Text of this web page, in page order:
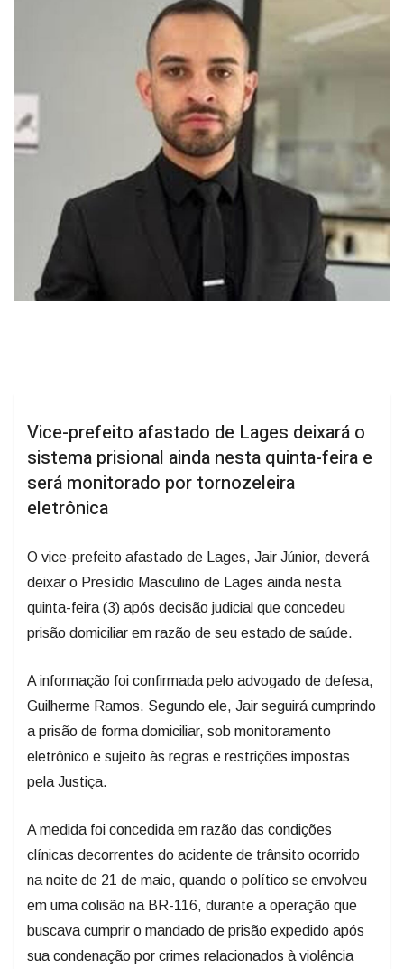
sistema prisional ainda nesta quinta-feira e
será monitorado por tornozeleira
eletrônica
deixar o Presídio Masculino de Lages ainda nesta
quinta-feira (3) após decisão judicial que concedeu
prisão domiciliar em razão de seu estado de saúde.
Guilherme Ramos. Segundo ele, Jair seguirá cumprindo
a prisão de forma domiciliar, sob monitoramento
eletrônico e sujeito às regras e restrições impostas
pela Justiça.
clínicas decorrentes do acidente de trânsito ocorrido
na noite de 21 de maio, quando o político se envolveu
em uma colisão na BR-116, durante a operação que
buscava cumprir o mandado de prisão expedido após
sua condenação por crimes relacionados à violência
doméstica.